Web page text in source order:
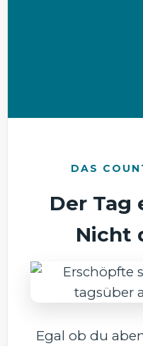
DAS
Der Tag
Nicht
Egal ob du